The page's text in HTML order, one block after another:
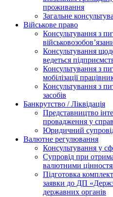
проживання
Загальне
Військове право
Консультування з
Консультування
ведеться
Консультування з
мобілізації
Консультування з
засобів
Банкрутство / Ліквідація
Представництво
провадження у
Юридичний супровід
Валютне регулювання
Консультування у
Супровід при
валютними
Підготовка
заявки до ДП
державних органів